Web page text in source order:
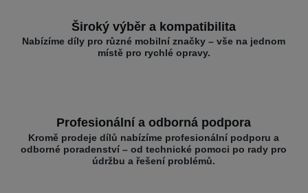
Široký výběr a kompatibilita
Nabízíme díly pro různé mobilní značky – vše na jednom
místě pro rychlé opravy.
Profesionální a odborná podpora
Kromě prodeje dílů nabízíme profesionální podporu a
odborné poradenství – od technické pomoci po rady pro
údržbu a řešení problémů.